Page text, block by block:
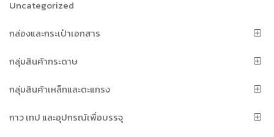
Uncategorized
กล่องและกระเป๋าเอกสาร
กลุ่มสินค้ากระดาษ
กลุ่มสินค้าเหล็กและตะแกรง
กาว เทป และอุปกรณ์เพื่อบรรจุ